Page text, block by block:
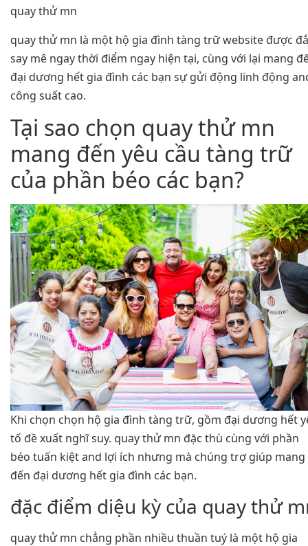
quay thử mn
quay thử mn là một hộ gia đình tàng trữ website được
say mê ngay thời điểm ngay hiện tại, cùng với lại mang
đại dương hết gia đình các bạn sự gửi động linh động
công suất cao.
Tại sao chọn quay thử mn
mang đến yêu cầu tàng trữ
của phần béo các bạn?
Khi chọn chọn hộ gia đình tàng trữ, gồm đại dương hết
tố đề xuất nghĩ suy. quay thử mn đặc thù cùng với phần
béo tuấn kiệt and lợi ích nhưng mà chúng trợ giúp mang
đến đại dương hết gia đình các bạn.
đặc điểm diệu kỳ của quay thử
quay thử mn chẳng phần nhiều thuần tuý là một hộ gia